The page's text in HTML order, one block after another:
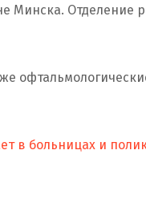
Минска. Отделение
в больницах и